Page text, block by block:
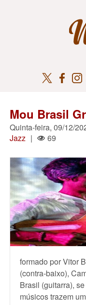
Mou Brasil
Quinta-feira, 09/12/
Jazz | 69
formado por Vitor
(contra-baixo),
Brasil (guitarra),
músicos trazem